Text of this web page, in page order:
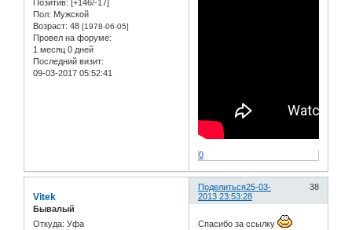
Позитив: [+146/-17]
Пол: Мужской
Возраст: 48 [1978-06-05]
Провел на форуме:
1 месяц 0 дней
Последний визит:
09-03-2017 05:52:41
0
Поделиться 38
25-03-
2013 23:53:28
Vitek
Бывалый
Откуда: Уфа
Спасибо за ссылку